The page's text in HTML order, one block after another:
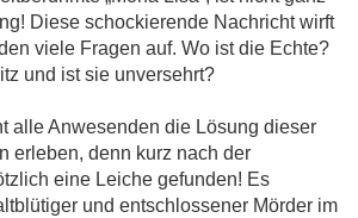
Diese schockierende Nachricht wirft
viele Fragen auf. Wo ist die Echte?
und ist sie unversehrt?
alle Anwesenden die Lösung dieser
erleben, denn kurz nach der
eine Leiche gefunden! Es
und entschlossener Mörder im